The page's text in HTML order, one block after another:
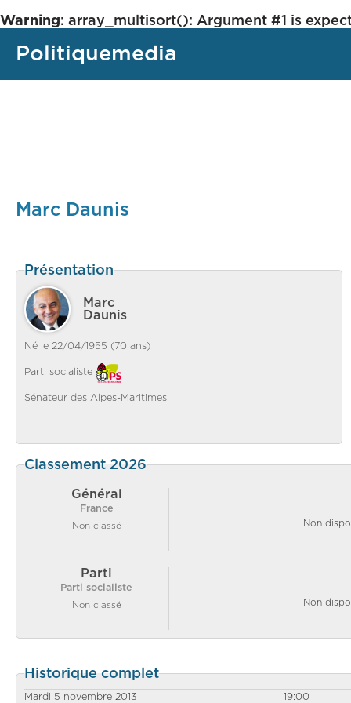
Warning: array_multisort(): Argument #1 is
Politiquemedia
Marc Daunis
Présentation
Marc
Daunis
Né le 22/04/1955 (70 ans)
Parti socialiste
Sénateur des Alpes-Maritimes
Classement 2026
Général
France
Non classé Non
Parti
Parti socialiste
Non classé Non
Historique complet
Mardi 5 novembre 2013 19:00